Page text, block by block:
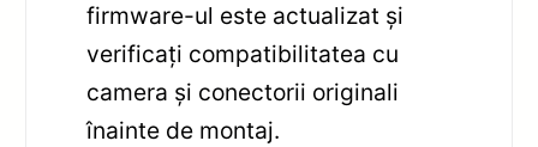
firmware-ul este actualizat și
verificați compatibilitatea cu
camera și conectorii originali
înainte de montaj.